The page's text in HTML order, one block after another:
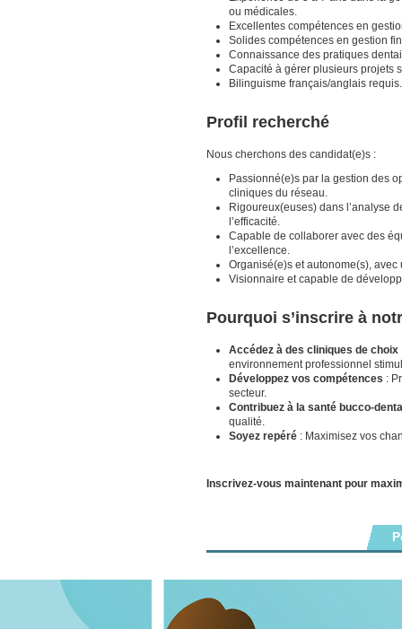
ou médicales.
Excellentes compétences en
Solides compétences en gestion
Connaissance des pratiques
Capacité à gérer plusieurs projets
Bilinguisme français/anglais requis.
Profil recherché
Nous cherchons des candidat(e)s :
Passionné(e)s par la gestion des
cliniques du réseau.
Rigoureux(euses) dans l’analyse
l’efficacité.
Capable de collaborer avec des
l’excellence.
Organisé(e)s et autonome(s),
Visionnaire et capable de
Pourquoi s’inscrire à
Accédez à des cliniques de choix
environnement professionnel
Développez vos compétences :
secteur.
Contribuez à la santé bucco-
qualité.
Soyez repéré : Maximisez vos
Inscrivez-vous maintenant pour